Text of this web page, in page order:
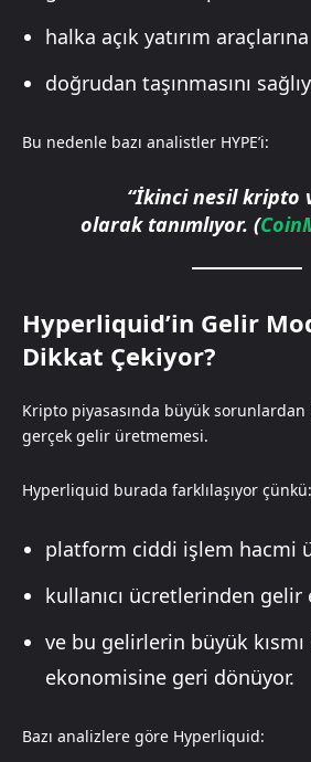
halka açık yatırım araçlarına
doğrudan taşınmasını
Bu nedenle bazı analistler HYPE’i:
“İkinci nesil kripto
olarak tanımlıyor. (
Hyperliquid’in Gelir
Dikkat Çekiyor?
Kripto piyasasında büyük
gerçek gelir üretmemesi.
Hyperliquid burada farklılaşıyor çünkü:
platform ciddi işlem hacmi
kullanıcı ücretlerinden gelir
ve bu gelirlerin büyük kısmı
ekonomisine geri dönüyor.
Bazı analizlere göre Hyperliquid: